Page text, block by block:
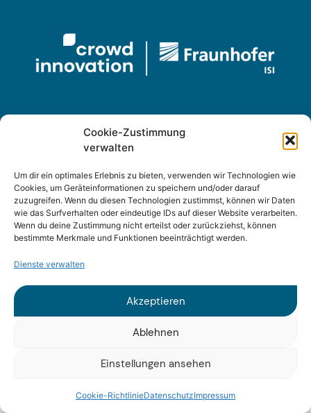
Cookie-Zustimmung
verwalten
Um dir ein optimales Erlebnis zu bieten, verwenden wir Technologien wie
Cookies, um Geräteinformationen zu speichern und/oder darauf
zuzugreifen. Wenn du diesen Technologien zustimmst, können wir Daten
wie das Surfverhalten oder eindeutige IDs auf dieser Website verarbeiten.
Wenn du deine Zustimmung nicht erteilst oder zurückziehst, können
bestimmte Merkmale und Funktionen beeinträchtigt werden.
Dienste verwalten
Akzeptieren
Ablehnen
Einstellungen ansehen
Cookie-RichtlinieDatenschutzImpressum
Sitemap
Datenschutz
© 2025 Fraunhofer ISI